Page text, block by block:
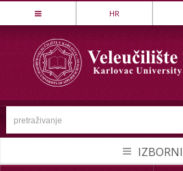
Stručni studij
LOVSTVO I ZAŠTITA PRIRODE
MEHATRONIKA
PREHRAMBENA TEHNOLOGIJA
SIGURNOST I ZAŠTITA
HR